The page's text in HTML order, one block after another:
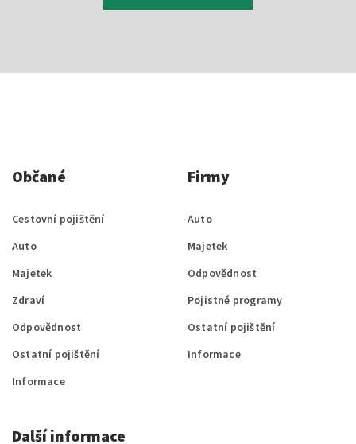
Občané
Cestovní pojištění
Auto
Majetek
Zdraví
Odpovědnost
Ostatní pojištění
Informace
Firmy
Auto
Majetek
Odpovědnost
Pojistné programy
Ostatní pojištění
Informace
Další informace